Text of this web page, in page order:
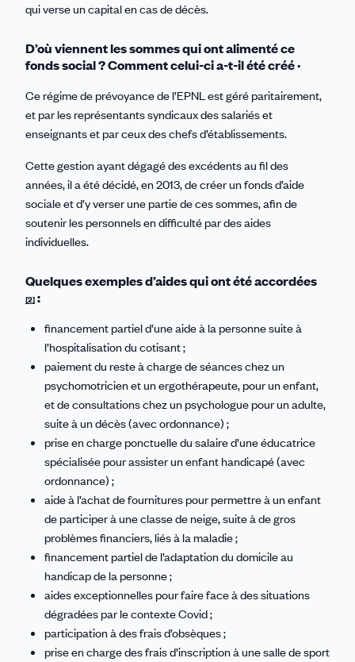
qui verse un capital en cas de décès.
D’où viennent les sommes qui ont alimenté ce
fonds social ? Comment celui-ci a-t-il été créé ·
Ce régime de prévoyance de l’EPNL est géré paritairement,
et par les représentants syndicaux des salariés et
enseignants et par ceux des chefs d’établissements.
Cette gestion ayant dégagé des excédents au fil des
années, il a été décidé, en 2013, de créer un fonds d’aide
sociale et d’y verser une partie de ces sommes, afin de
soutenir les personnels en difficulté par des aides
individuelles.
Quelques exemples d’aides qui ont été accordées
[2]:
financement partiel d’une aide à la personne suite à
l’hospitalisation du cotisant ;
paiement du reste à charge de séances chez un
psychomotricien et un ergothérapeute, pour un enfant,
et de consultations chez un psychologue pour un adulte,
suite à un décès (avec ordonnance) ;
prise en charge ponctuelle du salaire d’une éducatrice
spécialisée pour assister un enfant handicapé (avec
ordonnance) ;
aide à l’achat de fournitures pour permettre à un enfant
de participer à une classe de neige, suite à de gros
problèmes financiers, liés à la maladie ;
financement partiel de l’adaptation du domicile au
handicap de la personne ;
aides exceptionnelles pour faire face à des situations
dégradées par le contexte Covid ;
participation à des frais d’obsèques ;
prise en charge des frais d’inscription à une salle de sport